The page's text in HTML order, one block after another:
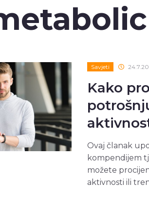
Savjeti
Kako
Ovaj članak
kompendijem
možete
aktivnosti ili